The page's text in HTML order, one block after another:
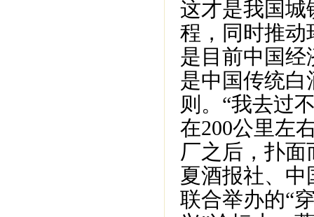
这才是我国城
程，同时推动
是目前中国
是中国传统
则。“我去过
在200公里左
厂之后，扑面
夏酒报社、
联合举办的“